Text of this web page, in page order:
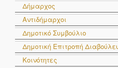
Δήμαρχος
Αντιδήμαρχοι
Δημοτικό Συμβούλιο
Δημοτική Επιτροπή
Κοινότητες